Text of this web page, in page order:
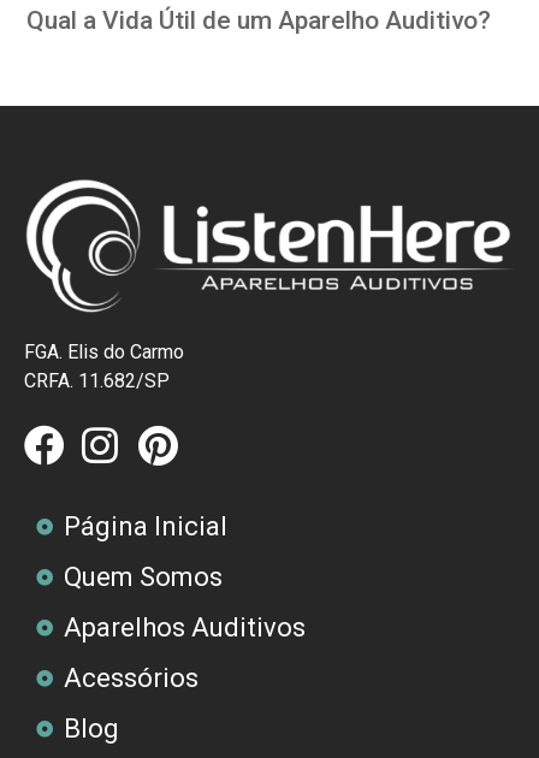
Qual a Vida Útil de um Aparelho Auditivo?
FGA. Elis do Carmo
CRFA. 11.682/SP
Página Inicial
Quem Somos
Aparelhos Auditivos
Acessórios
Blog